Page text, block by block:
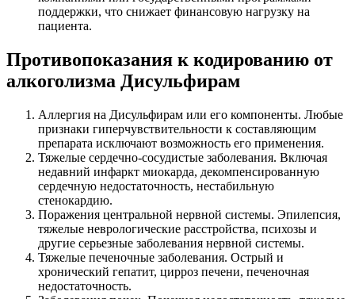
поддержки, что снижает финансовую нагрузку на
пациента.
Противопоказания к кодированию от
алкоголизма Дисульфирам
Аллергия на Дисульфирам или его компоненты. Любые
признаки гиперчувствительности к составляющим
препарата исключают возможность его применения.
Тяжелые сердечно-сосудистые заболевания. Включая
недавний инфаркт миокарда, декомпенсированную
сердечную недостаточность, нестабильную
стенокардию.
Поражения центральной нервной системы. Эпилепсия,
тяжелые неврологические расстройства, психозы и
другие серьезные заболевания нервной системы.
Тяжелые печеночные заболевания. Острый и
хронический гепатит, цирроз печени, печеночная
недостаточность.